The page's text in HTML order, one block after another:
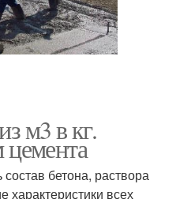
м3 в кг.
цемента
бетона, раствора
характеристики всех